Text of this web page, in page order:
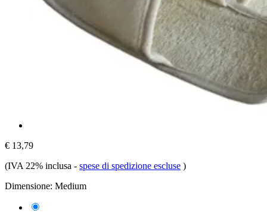
€ 13,79
(IVA 22% inclusa - spese di spedizione escluse )
Dimensione: Medium